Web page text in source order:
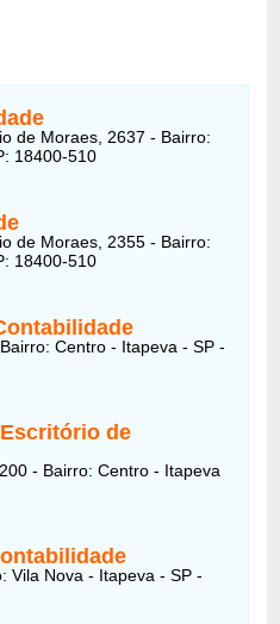
de Moraes, 2637 - Bairro:
18400-510
de Moraes, 2355 - Bairro:
18400-510
Centro - Itapeva - SP -
de
- Bairro: Centro - Itapeva
Vila Nova - Itapeva - SP -